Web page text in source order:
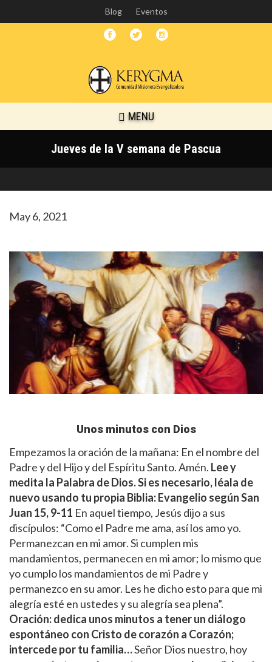
Skip
to
main
Blog Eventos
MENU
Jueves de la V semana de Pascua
May 6, 2021
Unos minutos con Dios
Empezamos la oración de la mañana: En el nombre del
Padre y del Hijo y del Espíritu Santo. Amén. Lee y
medita la Palabra de Dios. Si es necesario, léala de
nuevo usando tu propia Biblia:Evangelio según San
Juan 15, 9-11 En aquel tiempo, Jesús dijo a sus
discípulos: “Como el Padre me ama, así los amo yo.
Permanezcan en mi amor. Si cumplen mis
mandamientos, permanecen en mi amor; lo mismo que
yo cumplo los mandamientos de mi Padre y
permanezco en su amor. Les he dicho esto para que mi
alegría esté en ustedes y su alegría sea plena”.
Oración: dedica unos minutos a tener un diálogo
espontáneo con Cristo de corazón a Corazón;
intercede por tu familia…Señor Dios nuestro, hoy